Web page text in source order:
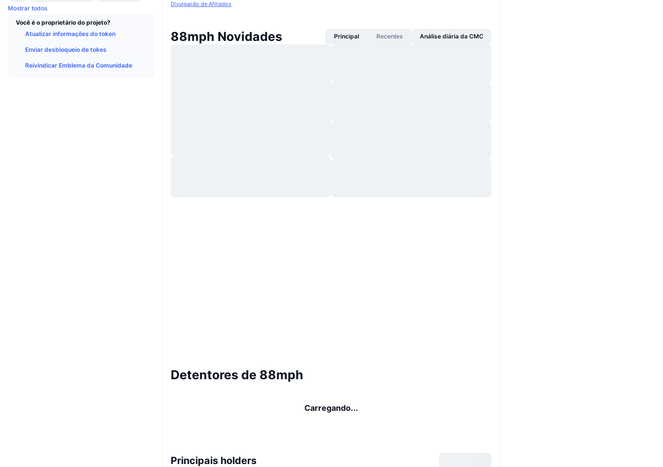
Mostrar todos
Você é o proprietário do projeto?
Atualizar informações do token
Enviar desbloqueio de tokes
Reivindicar Emblema da Comunidade
Divulgação de Afiliados.
88mph Novidades Principal Recentes Análise diária da CMC
Detentores de 88mph
Carregando...
Principais holders